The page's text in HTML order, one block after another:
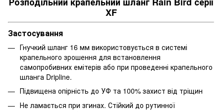
XF
Застосування
Гнучкий шланг 16 мм використовується в системі
крапельного зрошення для встановлення
самопробивних емітерів або при проведенні крапельного
шланга Dripline.
Підвищена опірність до УФ та 100% захист від тріщин
Не ламається при згинах. Стійкий до рутинної